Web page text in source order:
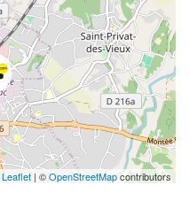
Leaflet | ©OpenStreetMapcontributors